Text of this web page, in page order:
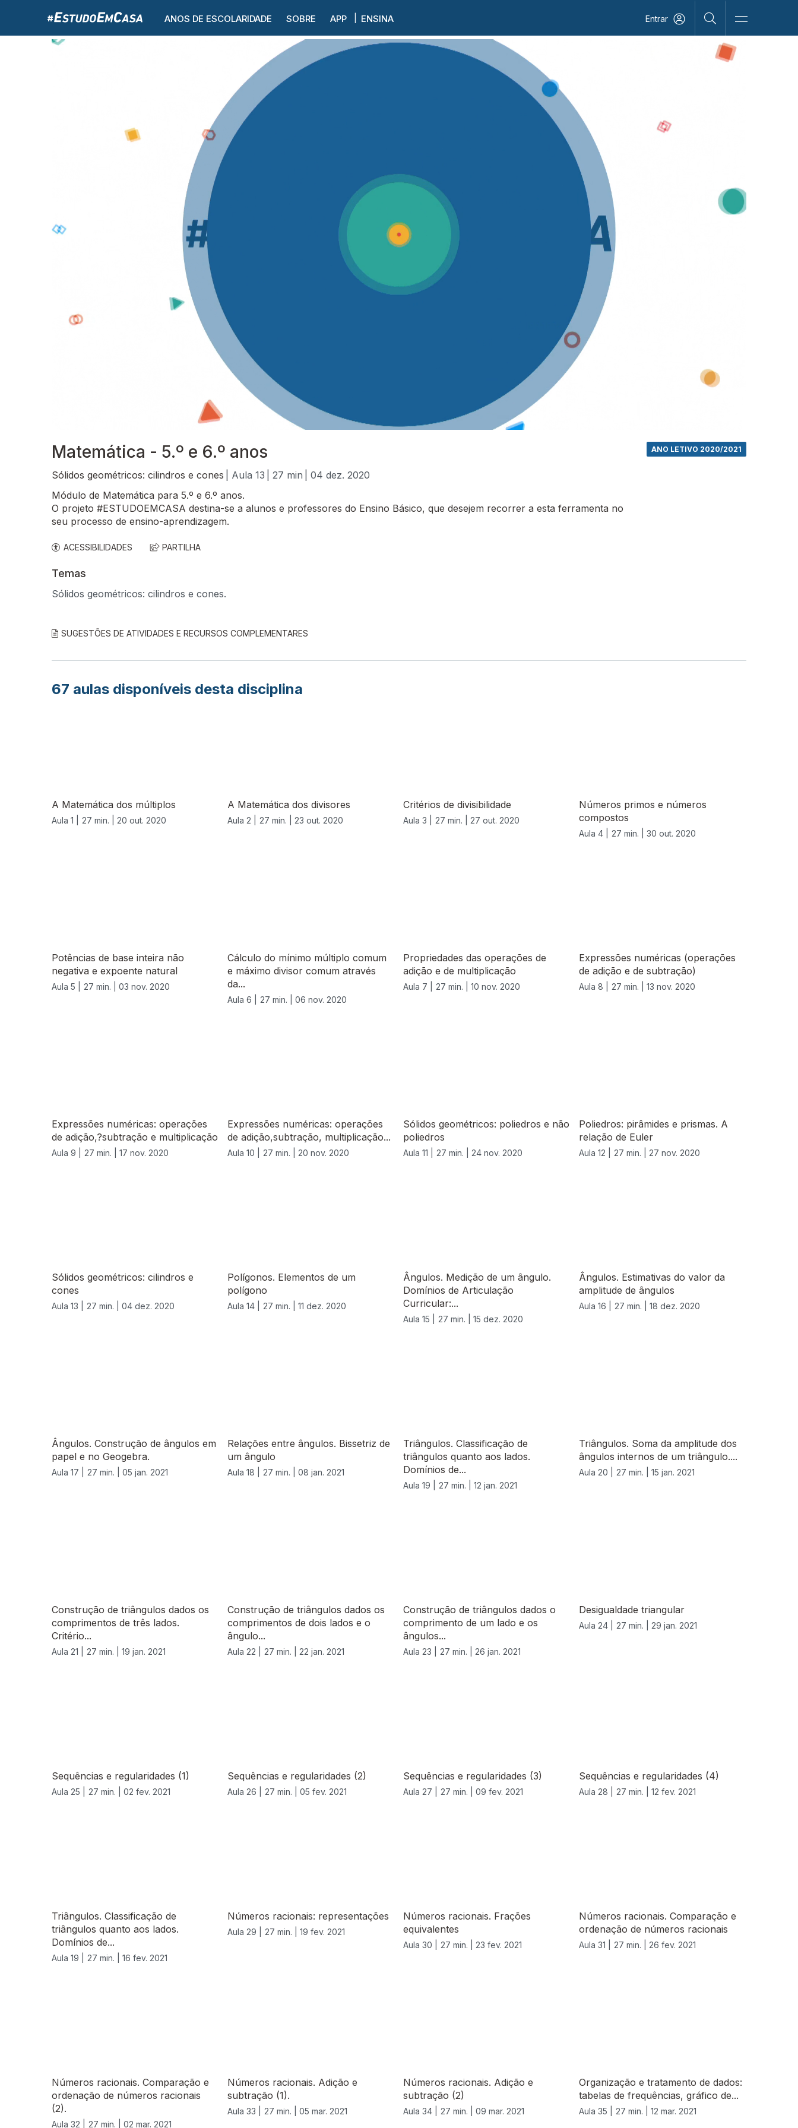
ANOS DE ESCOLARIDADE SOBRE APP ENSINA Entrar
Matemática - 5.º e 6.º anos
Sólidos geométricos: cilindros e cones | Aula 13 | 27 min | 04 dez. 2020
ANO LETIVO 2020/2021
Módulo de Matemática para 5.º e 6.º anos.
O projeto #ESTUDOEMCASA destina-se a alunos e professores do Ensino Básico, que desejem recorrer a esta ferramenta no
seu processo de ensino-aprendizagem.
ACESSIBILIDADES PARTILHA
Temas
Sólidos geométricos: cilindros e cones.
SUGESTÕES DE ATIVIDADES E RECURSOS COMPLEMENTARES
67 aulas disponíveis desta disciplina
A Matemática dos múltiplos
Aula 1 | 27 min. | 20 out. 2020
A Matemática dos divisores
Aula 2 | 27 min. | 23 out. 2020
Critérios de divisibilidade
Aula 3 | 27 min. | 27 out. 2020
Números primos e números
compostos
Aula 4 | 27 min. | 30 out. 2020
Potências de base inteira não
negativa e expoente natural
Aula 5 | 27 min. | 03 nov. 2020
Cálculo do mínimo múltiplo comum
e máximo divisor comum através
da...
Aula 6 | 27 min. | 06 nov. 2020
Propriedades das operações de
adição e de multiplicação
Aula 7 | 27 min. | 10 nov. 2020
Expressões numéricas (operações
de adição e de subtração)
Aula 8 | 27 min. | 13 nov. 2020
Expressões numéricas: operações
de adição,?subtração e multiplicação
Aula 9 | 27 min. | 17 nov. 2020
Expressões numéricas: operações
de adição,subtração, multiplicação...
Aula 10 | 27 min. | 20 nov. 2020
Sólidos geométricos: poliedros e não
poliedros
Aula 11 | 27 min. | 24 nov. 2020
Poliedros: pirâmides e prismas. A
relação de Euler
Aula 12 | 27 min. | 27 nov. 2020
Sólidos geométricos: cilindros e
cones
Aula 13 | 27 min. | 04 dez. 2020
Polígonos. Elementos de um
polígono
Aula 14 | 27 min. | 11 dez. 2020
Ângulos. Medição de um ângulo.
Domínios de Articulação
Curricular:...
Aula 15 | 27 min. | 15 dez. 2020
Ângulos. Estimativas do valor da
amplitude de ângulos
Aula 16 | 27 min. | 18 dez. 2020
Ângulos. Construção de ângulos em
papel e no Geogebra.
Aula 17 | 27 min. | 05 jan. 2021
Relações entre ângulos. Bissetriz de
um ângulo
Aula 18 | 27 min. | 08 jan. 2021
Triângulos. Classificação de
triângulos quanto aos lados.
Domínios de...
Aula 19 | 27 min. | 12 jan. 2021
Triângulos. Soma da amplitude dos
ângulos internos de um triângulo....
Aula 20 | 27 min. | 15 jan. 2021
Construção de triângulos dados os
comprimentos de três lados.
Critério...
Aula 21 | 27 min. | 19 jan. 2021
Construção de triângulos dados os
comprimentos de dois lados e o
ângulo...
Aula 22 | 27 min. | 22 jan. 2021
Construção de triângulos dados o
comprimento de um lado e os
ângulos...
Aula 23 | 27 min. | 26 jan. 2021
Desigualdade triangular
Aula 24 | 27 min. | 29 jan. 2021
Sequências e regularidades (1)
Aula 25 | 27 min. | 02 fev. 2021
Sequências e regularidades (2)
Aula 26 | 27 min. | 05 fev. 2021
Sequências e regularidades (3)
Aula 27 | 27 min. | 09 fev. 2021
Sequências e regularidades (4)
Aula 28 | 27 min. | 12 fev. 2021
Triângulos. Classificação de
triângulos quanto aos lados.
Domínios de...
Aula 19 | 27 min. | 16 fev. 2021
Números racionais: representações
Aula 29 | 27 min. | 19 fev. 2021
Números racionais. Frações
equivalentes
Aula 30 | 27 min. | 23 fev. 2021
Números racionais. Comparação e
ordenação de números racionais
Aula 31 | 27 min. | 26 fev. 2021
Números racionais. Comparação e
ordenação de números racionais
(2).
Aula 32 | 27 min. | 02 mar. 2021
Números racionais. Adição e
subtração (1).
Aula 33 | 27 min. | 05 mar. 2021
Números racionais. Adição e
subtração (2)
Aula 34 | 27 min. | 09 mar. 2021
Organização e tratamento de dados:
tabelas de frequências, gráfico de...
Aula 35 | 27 min. | 12 mar. 2021